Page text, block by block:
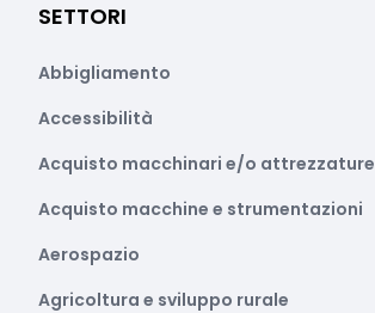
SETTORI
Abbigliamento
Accessibilità
Acquisto macchinari e/o attrezzature
Acquisto macchine e strumentazioni
Aerospazio
Agricoltura e sviluppo rurale